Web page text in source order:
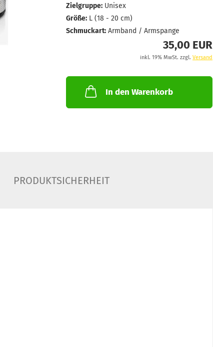
Zielgruppe: Unisex
Größe: L (18 - 20 cm)
Schmuckart: Armband / Armspange
35,00 EUR
inkl. 19% MwSt. zzgl. Versand
In den Warenkorb
PRODUKTSICHERHEIT